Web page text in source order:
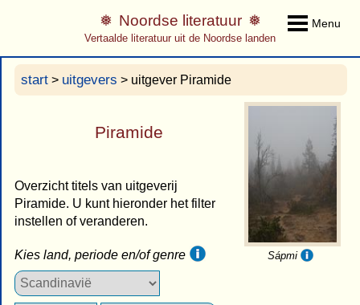
Menu
Noordse literatuur
Vertaalde literatuur uit de Noordse landen
start > uitgevers > uitgever Piramide
Sápmi
Piramide
Overzicht titels van uitgeverij
Piramide. U kunt hieronder het filter
instellen of veranderen.
Kies land, periode en/of genre